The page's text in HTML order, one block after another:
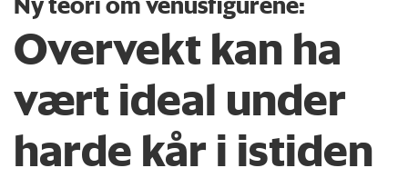
Overvekt kan ha
vært ideal under
harde kår i istiden